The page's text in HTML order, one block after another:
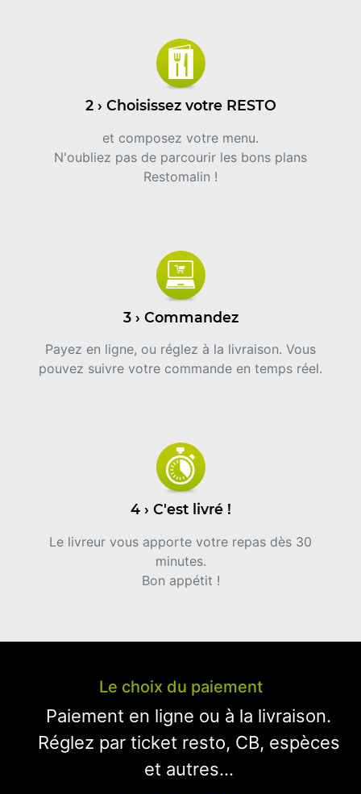
2 › Choisissez votre RESTO
et composez votre menu.
N'oubliez pas de parcourir les bons plans
Restomalin !
3 › Commandez
Payez en ligne, ou réglez à la livraison. Vous
pouvez suivre votre commande en temps réel.
4 › C'est livré !
Le livreur vous apporte votre repas dès 30
minutes.
Bon appétit !
Le choix du paiement
Paiement en ligne ou à la livraison.
Réglez par ticket resto, CB, espèces
et autres...